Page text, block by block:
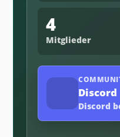
4
Mitglieder
Discord
Discord